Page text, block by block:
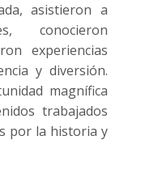
asistieron a
conocieron
experiencias
y diversión.
magnífica
trabajados
por la historia y